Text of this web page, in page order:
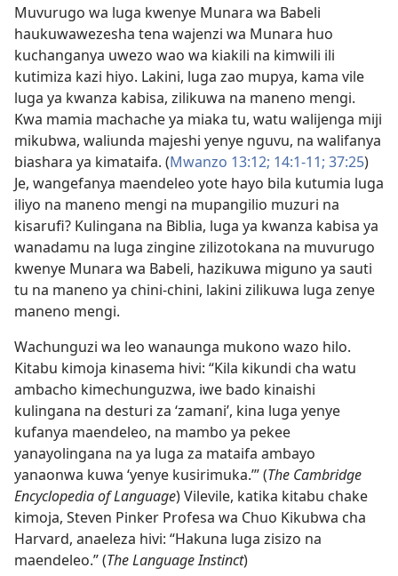
Muvurugo wa luga kwenye Munara wa Babeli
haukuwawezesha tena wajenzi wa Munara huo
kuchanganya uwezo wao wa kiakili na kimwili ili
kutimiza kazi hiyo. Lakini, luga zao mupya, kama vile
luga ya kwanza kabisa, zilikuwa na maneno mengi.
Kwa mamia machache ya miaka tu, watu walijenga miji
mikubwa, waliunda majeshi yenye nguvu, na walifanya
biashara ya kimataifa. (Mwanzo 13:12; 14:1-11; 37:25)
Je, wangefanya maendeleo yote hayo bila kutumia luga
iliyo na maneno mengi na mupangilio muzuri na
kisarufi? Kulingana na Biblia, luga ya kwanza kabisa ya
wanadamu na luga zingine zilizotokana na muvurugo
kwenye Munara wa Babeli, hazikuwa miguno ya sauti
tu na maneno ya chini-chini, lakini zilikuwa luga zenye
maneno mengi.
Wachunguzi wa leo wanaunga mukono wazo hilo.
Kitabu kimoja kinasema hivi: “Kila kikundi cha watu
ambacho kimechunguzwa, iwe bado kinaishi
kulingana na desturi za ‘zamani’, kina luga yenye
kufanya maendeleo, na mambo ya pekee
yanayolingana na ya luga za mataifa ambayo
yanaonwa kuwa ‘yenye kusirimuka.’” (The Cambridge
Encyclopedia of Language) Vilevile, katika kitabu chake
kimoja, Steven Pinker Profesa wa Chuo Kikubwa cha
Harvard, anaeleza hivi: “Hakuna luga zisizo na
maendeleo.” (The Language Instinct)